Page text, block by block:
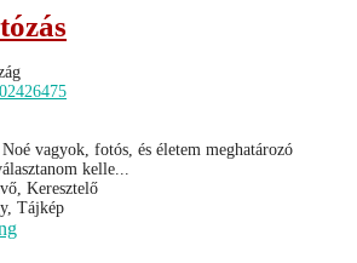
vagyok, fotós, és életem meghatározó
kelle...
Keresztelő
Tájkép